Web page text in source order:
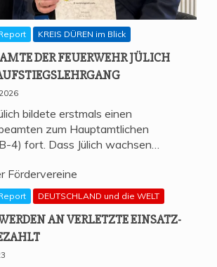
KREIS DÜREN im Blick
DER FEU­ER­WEHR JÜLICH
bildete erstmals einen
zum Hauptamtlichen
4) fort. Dass Jülich wachsen…
DEUTSCHLAND und die WELT
AN VER­LETZ­TE EIN­SATZ­